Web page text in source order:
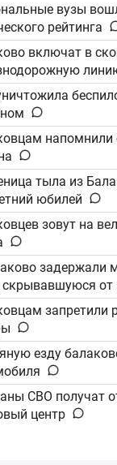
вузы
рейтинга
включат в
напомнили
тыла из
юбилей
зовут на
задержали
скрывавшуюся от
запретили
езду
СВО получат
центр